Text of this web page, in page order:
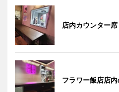
店内カウンター席
フラワー飯店店